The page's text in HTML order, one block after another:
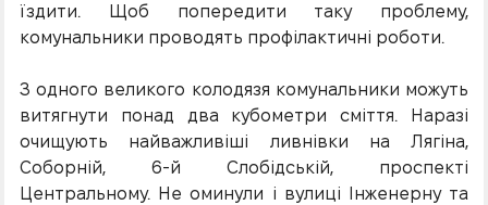
їздити. Щоб попередити таку проблему,
комунальники проводять профілактичні роботи.
З одного великого колодязя комунальники можуть
витягнути понад два кубометри сміття. Наразі
очищують найважливіші ливнівки на Лягіна,
Соборній, 6-й Слобідській, проспекті
Центральному. Не оминули і вулиці Інженерну та